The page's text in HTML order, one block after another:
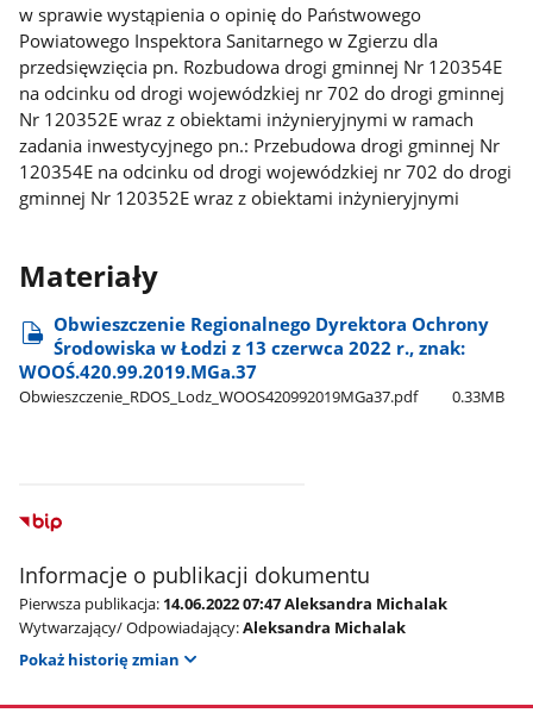
w sprawie wystąpienia o opinię do Państwowego
Powiatowego Inspektora Sanitarnego w Zgierzu dla
przedsięwzięcia pn. Rozbudowa drogi gminnej Nr 120354E
na odcinku od drogi wojewódzkiej nr 702 do drogi gminnej
Nr 120352E wraz z obiektami inżynieryjnymi w ramach
zadania inwestycyjnego pn.: Przebudowa drogi gminnej Nr
120354E na odcinku od drogi wojewódzkiej nr 702 do drogi
gminnej Nr 120352E wraz z obiektami inżynieryjnymi
Materiały
Obwieszczenie Regionalnego Dyrektora Ochrony
Środowiska w Łodzi z 13 czerwca 2022 r., znak:
WOOŚ.420.99.2019.MGa.37
Obwieszczenie​_RDOS​_Lodz​_WOOS420992019MGa37.pdf 0.33MB
Informacje o publikacji dokumentu
Pierwsza publikacja: 14.06.2022 07:47 Aleksandra Michalak
Wytwarzający/ Odpowiadający:Aleksandra Michalak
Pokaż historię zmian